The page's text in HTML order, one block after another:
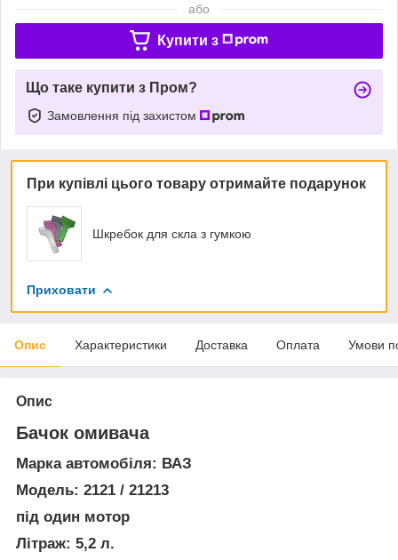
або
Купити з
Що таке купити з Пром?
Замовлення під захистом
При купівлі цього товару отримайте подарунок
Шкребок для скла з гумкою
Приховати
Опис Характеристики Доставка Оплата Умови
Опис
Бачок омивача
Марка автомобіля: ВАЗ
Модель: 2121 / 21213
під один мотор
Літраж: 5,2 л.